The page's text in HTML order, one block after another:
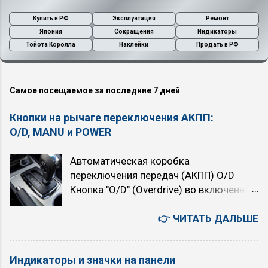
Купить в РФ
Япония
Тойота Королла
Эксплуатация
Сокращения
Наклейки
Ремонт
Индикаторы
Продать в РФ
Самое посещаемое за последние 7 дней
Кнопки на рычаге переключения АКПП:
O/D, MANU и POWER
Автоматическая коробка
переключения передач (АКПП) O/D
Кнопка "O/D" (Overdrive) во включенном
высшую передачу. При нажатой кнопке
OFF") — трёхступенчатый. При
👉 ЧИТАТЬ ДАЛЬШЕ
Индикаторы и значки на панели